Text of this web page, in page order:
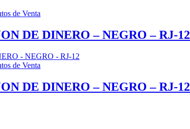
de Venta
DE DINERO – NEGRO – RJ-12
de Venta
DE DINERO – NEGRO – RJ-12